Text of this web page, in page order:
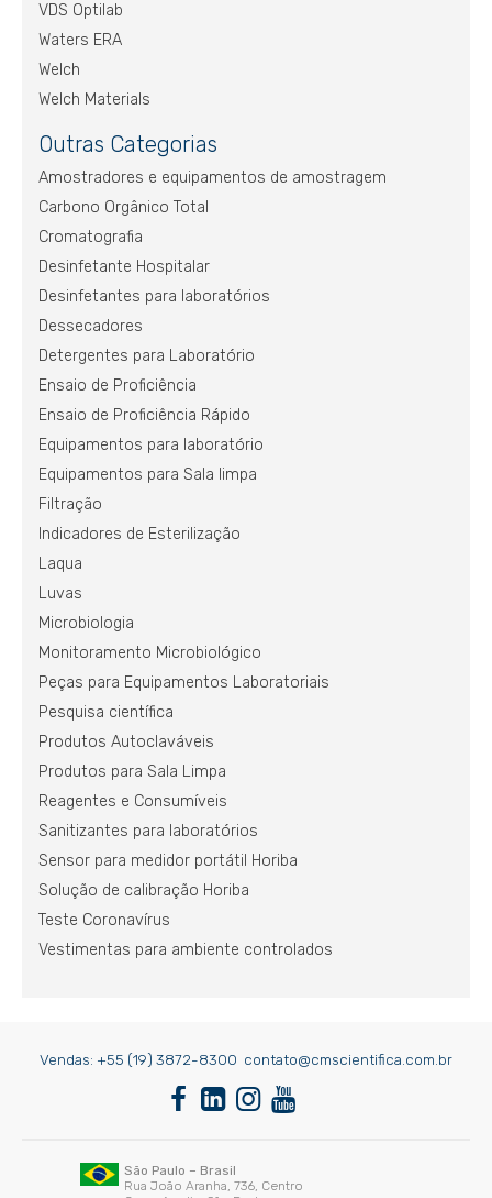
VDS Optilab
Waters ERA
Welch
Welch Materials
Outras Categorias
Amostradores e equipamentos de amostragem
Carbono Orgânico Total
Cromatografia
Desinfetante Hospitalar
Desinfetantes para laboratórios
Dessecadores
Detergentes para Laboratório
Ensaio de Proficiência
Ensaio de Proficiência Rápido
Equipamentos para laboratório
Equipamentos para Sala limpa
Filtração
Indicadores de Esterilização
Laqua
Luvas
Microbiologia
Monitoramento Microbiológico
Peças para Equipamentos Laboratoriais
Pesquisa científica
Produtos Autoclaváveis
Produtos para Sala Limpa
Reagentes e Consumíveis
Sanitizantes para laboratórios
Sensor para medidor portátil Horiba
Solução de calibração Horiba
Teste Coronavírus
Vestimentas para ambiente controlados
Vendas: +55 (19) 3872-8300 contato@cmscientifica.com.br
São Paulo – Brasil
Rua João Aranha, 736, Centro